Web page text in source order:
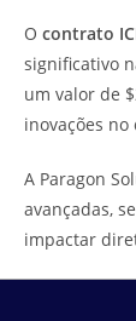
O contrato
significativo
um valor de
inovações
A Paragon
avançadas,
impactar